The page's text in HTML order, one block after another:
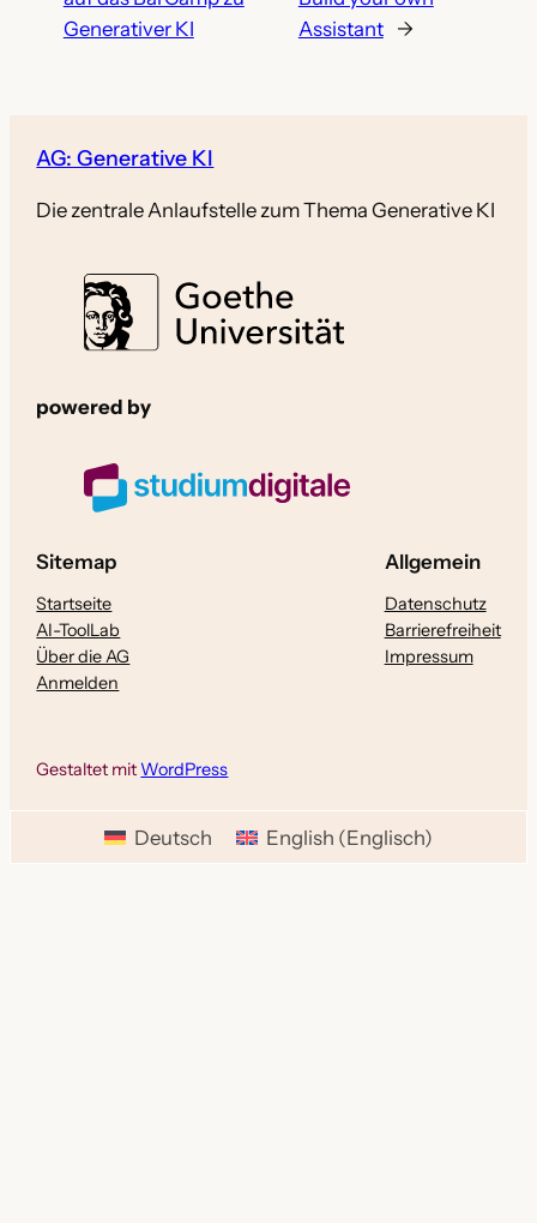
Generativer KI
Assistant
→
AG: Generative KI
Die zentrale Anlaufstelle zum Thema Generative KI
powered by
Sitemap
Startseite
AI-ToolLab
Über die AG
Anmelden
Allgemein
Datenschutz
Barrierefreiheit
Impressum
Gestaltet mit WordPress
Deutsch English (Englisch)